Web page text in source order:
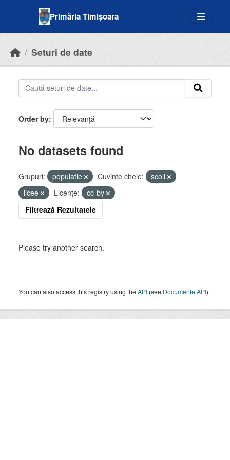
Primăria Timișoara
Seturi de date
Order by
No datasets found
Grupuri: populatie Cuvinte cheie:
scoli
licee
Licenţe:
cc-by
Filtrează Rezultatele
Please try another search.
You can also access this registry using theAPI (see Documente API).